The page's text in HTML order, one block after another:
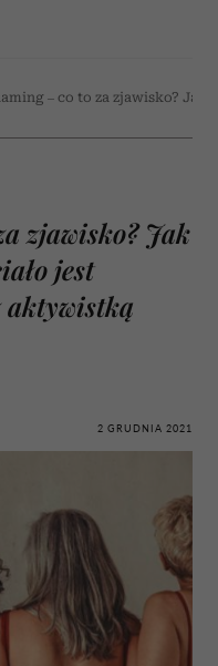
– co to za zjawisko? Jak
zjawisko? Jak
jest
aktywistką
2 GRUDNIA 2021